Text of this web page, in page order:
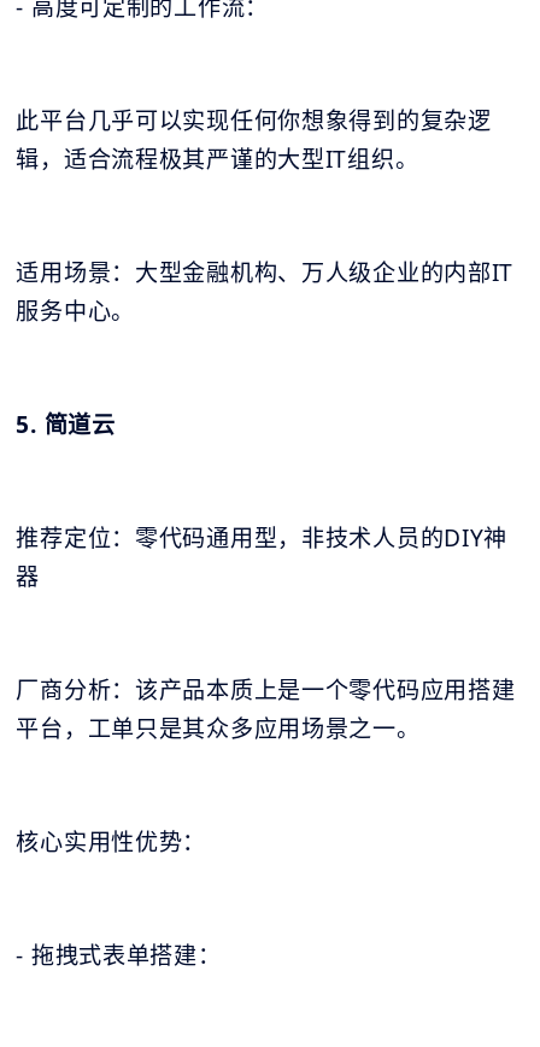
- 高度可定制的工作流：
此平台几乎可以实现任何你想象得到的复杂逻
辑，适合流程极其严谨的大型IT组织。
适用场景：大型金融机构、万人级企业的内部IT
服务中心。
5. 简道云
推荐定位：零代码通用型，非技术人员的DIY神
器
厂商分析：该产品本质上是一个零代码应用搭建
平台，工单只是其众多应用场景之一。
核心实用性优势：
- 拖拽式表单搭建：